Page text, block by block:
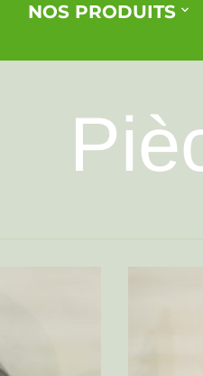
NOS PRODUITS